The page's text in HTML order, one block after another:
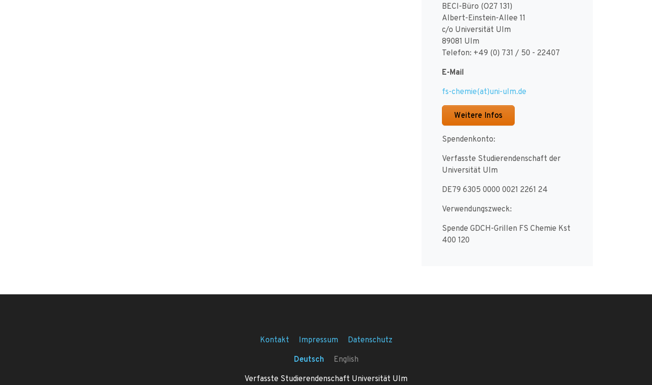
BECI-Büro (O27 131)
Albert-Einstein-Allee 11
c/o Universität Ulm
89081 Ulm
Telefon: +49 (0) 731 / 50 - 22407
E-Mail
fs-chemie(at)uni-ulm.de
Weitere Infos
Spendenkonto:
Verfasste Studierendenschaft der
Universität Ulm
DE79 6305 0000 0021 2261 24
Verwendungszweck:
Spende GDCH-Grillen FS Chemie Kst
400 120
Kontakt Impressum
Datenschutz
Deutsch
English
Verfasste Studierendenschaft Universität Ulm